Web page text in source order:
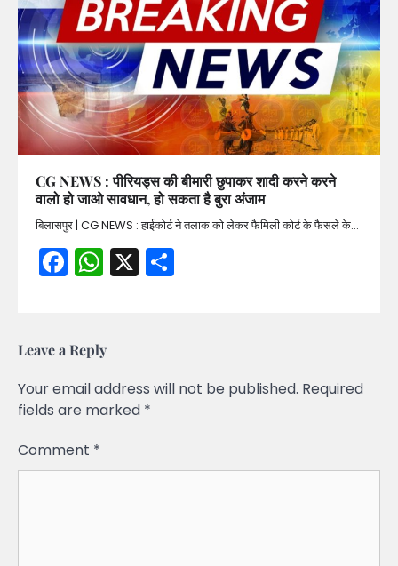
CG NEWS : पीरियड्स की बीमारी छुपाकर शादी करने करने
वालो हो जाओ सावधान, हो सकता है बुरा अंजाम
बिलासपुर | CG NEWS : हाईकोर्ट ने तलाक को लेकर फैमिली कोर्ट के फैसले के…
Facebook
WhatsApp
X
Leave a Reply
Your email address will not be published. Required
fields are marked *
Comment *